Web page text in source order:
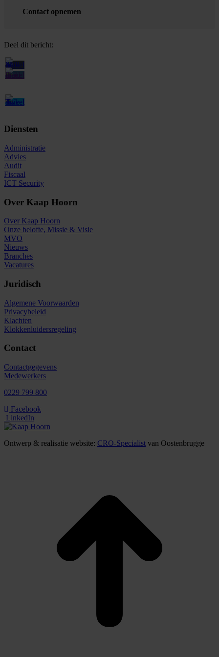
Contact opnemen
Deel dit bericht:
Diensten
Administratie
Advies
Audit
Fiscaal
ICT Security
Over Kaap Hoorn
Over Kaap Hoorn
Onze belofte, Missie & Visie
MVO
Nieuws
Branches
Vacatures
Juridisch
Algemene Voorwaarden
Privacybeleid
Klachten
Klokkenluidersregeling
Contact
Contactgegevens
Medewerkers
0229 799 800
Facebook
LinkedIn
Ontwerp & realisatie website: CRO-Specialist van Oostenbrugge